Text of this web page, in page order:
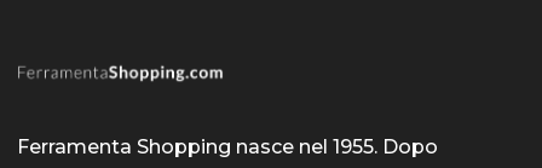
Ferramenta Shopping nasce nel 1955. Dopo